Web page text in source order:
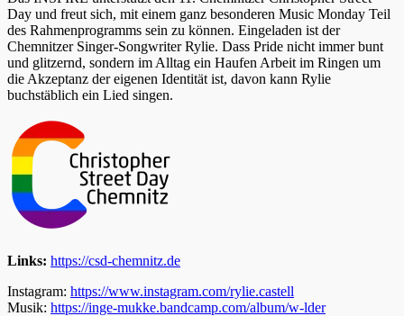
Day und freut sich, mit einem ganz besonderen Music Monday Teil
des Rahmenprogramms sein zu können. Eingeladen ist der
Chemnitzer Singer-Songwriter Rylie. Dass Pride nicht immer bunt
und glitzernd, sondern im Alltag ein Haufen Arbeit im Ringen um
die Akzeptanz der eigenen Identität ist, davon kann Rylie
buchstäblich ein Lied singen.
Links: https://csd-chemnitz.de
Instagram: https://www.instagram.com/rylie.castell
Musik: https://inge-mukke.bandcamp.com/album/w-lder